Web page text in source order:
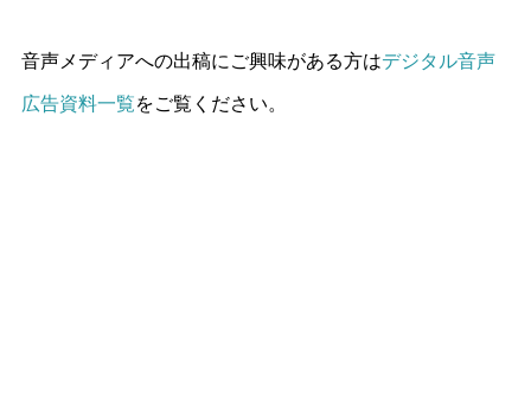
音声メディアへの出稿にご興味がある方はデジタル音声
広告資料一覧をご覧ください。